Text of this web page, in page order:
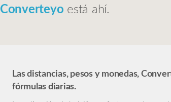
Converteyo está ahí.
Las distancias, pesos y monedas,
fórmulas diarias.